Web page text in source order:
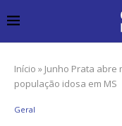
Início » Junho Prata abre
população idosa em MS
Geral